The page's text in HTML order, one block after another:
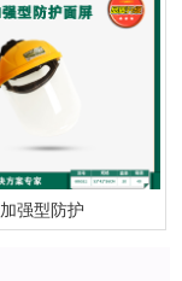
加强型防护